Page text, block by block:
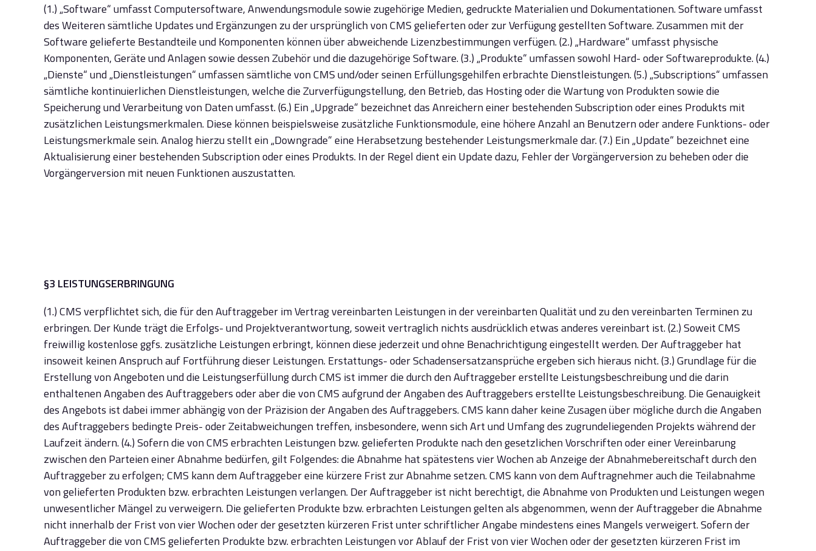
(1.) „Software“ umfasst Computersoftware, Anwendungsmodule sowie zugehörige Medien, gedruckte Materialien und Dokumentationen. Software umfasst
des Weiteren sämtliche Updates und Ergänzungen zu der ursprünglich von CMS gelieferten oder zur Verfügung gestellten Software. Zusammen mit der
Software gelieferte Bestandteile und Komponenten können über abweichende Lizenzbestimmungen verfügen. (2.) „Hardware“ umfasst physische
Komponenten, Geräte und Anlagen sowie dessen Zubehör und die dazugehörige Software. (3.) „Produkte“ umfassen sowohl Hard- oder Softwareprodukte. (4.)
„Dienste“ und „Dienstleistungen“ umfassen sämtliche von CMS und/oder seinen Erfüllungsgehilfen erbrachte Dienstleistungen. (5.) „Subscriptions“ umfassen
sämtliche kontinuierlichen Dienstleistungen, welche die Zurverfügungstellung, den Betrieb, das Hosting oder die Wartung von Produkten sowie die
Speicherung und Verarbeitung von Daten umfasst. (6.) Ein „Upgrade“ bezeichnet das Anreichern einer bestehenden Subscription oder eines Produkts mit
zusätzlichen Leistungsmerkmalen. Diese können beispielsweise zusätzliche Funktionsmodule, eine höhere Anzahl an Benutzern oder andere Funktions- oder
Leistungsmerkmale sein. Analog hierzu stellt ein „Downgrade“ eine Herabsetzung bestehender Leistungsmerkmale dar. (7.) Ein „Update“ bezeichnet eine
Aktualisierung einer bestehenden Subscription oder eines Produkts. In der Regel dient ein Update dazu, Fehler der Vorgängerversion zu beheben oder die
Vorgängerversion mit neuen Funktionen auszustatten.
§3 LEISTUNGSERBRINGUNG
(1.) CMS verpflichtet sich, die für den Auftraggeber im Vertrag vereinbarten Leistungen in der vereinbarten Qualität und zu den vereinbarten Terminen zu
erbringen. Der Kunde trägt die Erfolgs- und Projektverantwortung, soweit vertraglich nichts ausdrücklich etwas anderes vereinbart ist. (2.) Soweit CMS
freiwillig kostenlose ggfs. zusätzliche Leistungen erbringt, können diese jederzeit und ohne Benachrichtigung eingestellt werden. Der Auftraggeber hat
insoweit keinen Anspruch auf Fortführung dieser Leistungen. Erstattungs- oder Schadensersatzansprüche ergeben sich hieraus nicht. (3.) Grundlage für die
Erstellung von Angeboten und die Leistungserfüllung durch CMS ist immer die durch den Auftraggeber erstellte Leistungsbeschreibung und die darin
enthaltenen Angaben des Auftraggebers oder aber die von CMS aufgrund der Angaben des Auftraggebers erstellte Leistungsbeschreibung. Die Genauigkeit
des Angebots ist dabei immer abhängig von der Präzision der Angaben des Auftraggebers. CMS kann daher keine Zusagen über mögliche durch die Angaben
des Auftraggebers bedingte Preis- oder Zeitabweichungen treffen, insbesondere, wenn sich Art und Umfang des zugrundeliegenden Projekts während der
Laufzeit ändern. (4.) Sofern die von CMS erbrachten Leistungen bzw. gelieferten Produkte nach den gesetzlichen Vorschriften oder einer Vereinbarung
zwischen den Parteien einer Abnahme bedürfen, gilt Folgendes: die Abnahme hat spätestens vier Wochen ab Anzeige der Abnahmebereitschaft durch den
Auftraggeber zu erfolgen; CMS kann dem Auftraggeber eine kürzere Frist zur Abnahme setzen. CMS kann von dem Auftragnehmer auch die Teilabnahme
von gelieferten Produkten bzw. erbrachten Leistungen verlangen. Der Auftraggeber ist nicht berechtigt, die Abnahme von Produkten und Leistungen wegen
unwesentlicher Mängel zu verweigern. Die gelieferten Produkte bzw. erbrachten Leistungen gelten als abgenommen, wenn der Auftraggeber die Abnahme
nicht innerhalb der Frist von vier Wochen oder der gesetzten kürzeren Frist unter schriftlicher Angabe mindestens eines Mangels verweigert. Sofern der
Auftraggeber die von CMS gelieferten Produkte bzw. erbrachten Leistungen vor Ablauf der Frist von vier Wochen oder der gesetzten kürzeren Frist im